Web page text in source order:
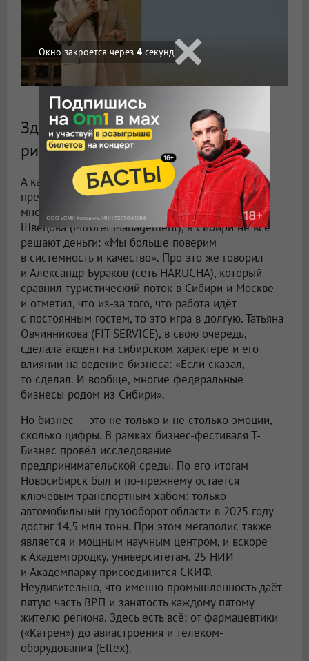
Здоровый скепсис и готовность
рисковать
А как же видят этот код новосибирские
предприниматели? Здесь, в принципе, нашлось
много общих точек. Так, по мнению Михаила
Швецова (Mirotel Management), в Сибири не всё
решают деньги: «Мы больше поверим
в системность и качество». Про это же говорил
и Александр Бураков (сеть HARUCHA), который
сравнил туристический поток в Сибири и Москве
и отметил, что из-за того, что работа идёт
с постоянным гостем, то это игра в долгую. Татьяна
Овчинникова (FIT SERVICE), в свою очередь,
сделала акцент на сибирском характере и его
влиянии на ведение бизнеса: «Если сказал,
то сделал. И вообще, многие федеральные
бизнесы родом из Сибири».
Но бизнес — это не только и не столько эмоции,
сколько цифры. В рамках бизнес-фестиваля Т-
Бизнес провёл исследование
предпринимательской среды. По его итогам
Новосибирск был и по-прежнему остаётся
ключевым транспортным хабом: только
автомобильный грузооборот области в 2025 году
достиг 14,5 млн тонн. При этом мегаполис также
является и мощным научным центром, и вскоре
к Академгородку, университетам, 25 НИИ
и Академпарку присоединится СКИФ.
Неудивительно, что именно промышленность даёт
пятую часть ВРП и занятость каждому пятому
жителю региона. Здесь есть всё: от фармацевтики
(«Катрен») до авиастроения и телеком-
оборудования (Eltex).
Окно закроется через 3 секунд